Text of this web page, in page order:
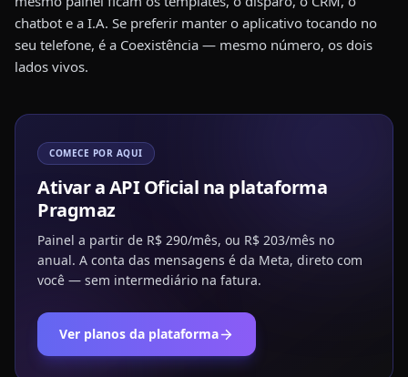
chatbot e a I.A. Se preferir manter o aplicativo tocando no
seu telefone, é a Coexistência — mesmo número, os dois
lados vivos.
COMECE POR AQUI
Ativar a API Oficial na plataforma
Pragmaz
Painel a partir de R$ 290/mês, ou R$ 203/mês no
anual. A conta das mensagens é da Meta, direto com
você — sem intermediário na fatura.
Ver planos da plataforma